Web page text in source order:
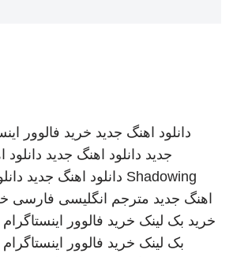
دانلود اهنگ جدید خرید فالوور
جدید دانلود اهنگ جدید دانلود
Shadowing دانلود اهنگ جدید
اهنگ جدید مترجم انگلیسی فارسی
خرید بک لینک خرید فالوور اینستاگرام
بک لینک خرید فالوور اینستاگرام